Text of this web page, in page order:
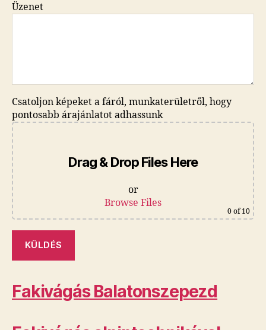
Üzenet
Csatoljon képeket a fáról, munkaterületről, hogy
pontosabb árajánlatot adhassunk
Drag & Drop Files Here
or
Browse Files
0 of 10
Fakivágás Balatonszepezd